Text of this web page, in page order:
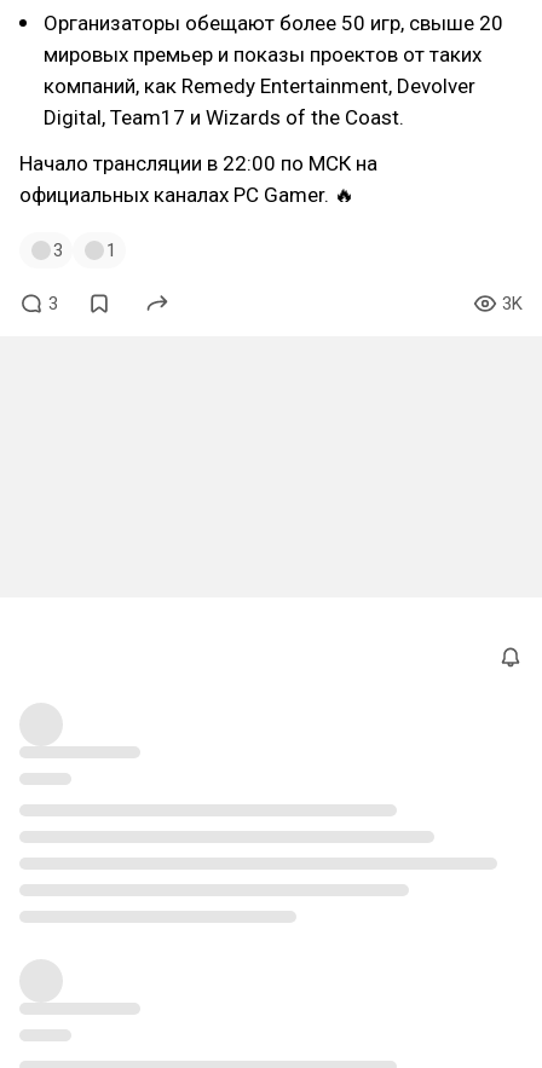
Организаторы обещают более 50 игр, свыше 20
мировых премьер и показы проектов от таких
компаний, как Remedy Entertainment, Devolver
Digital, Team17 и Wizards of the Coast.
Начало трансляции в 22:00 по МСК на
официальных каналах PC Gamer. 🔥
3 1
3 3K